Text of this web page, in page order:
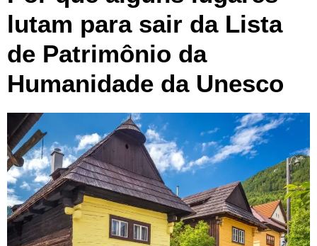
lutam para sair da Lista
de Patrimônio da
Humanidade da Unesco